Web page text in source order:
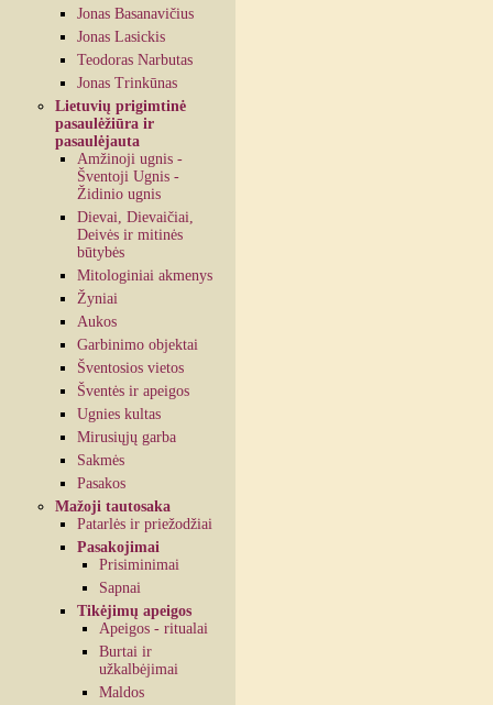
Jonas Basanavičius
Jonas Lasickis
Teodoras Narbutas
Jonas Trinkūnas
Lietuvių prigimtinė
pasaulėžiūra ir
pasaulėjauta
Amžinoji ugnis -
Šventoji Ugnis -
Židinio ugnis
Dievai, Dievaičiai,
Deivės ir mitinės
būtybės
Mitologiniai akmenys
Žyniai
Aukos
Garbinimo objektai
Šventosios vietos
Šventės ir apeigos
Ugnies kultas
Mirusiųjų garba
Sakmės
Pasakos
Mažoji tautosaka
Patarlės ir priežodžiai
Pasakojimai
Prisiminimai
Sapnai
Tikėjimų apeigos
Apeigos - ritualai
Burtai ir
užkalbėjimai
Maldos